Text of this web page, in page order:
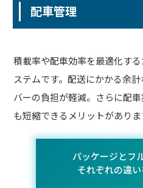
配車管理
積載率や配車効率を最適化す
ステムです。配送にかかる余
バーの負担が軽減。さらに配
も短縮できるメリットがありま
パッケージとフ
それぞれの違い